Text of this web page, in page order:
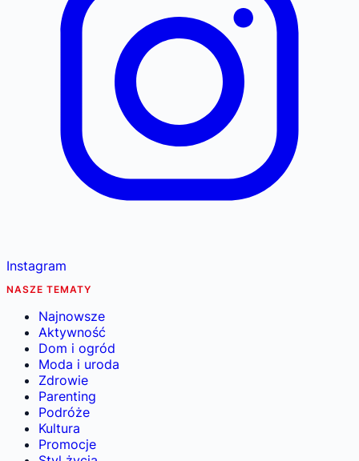
Instagram
NASZE TEMATY
Najnowsze
Aktywność
Dom i ogród
Moda i uroda
Zdrowie
Parenting
Podróże
Kultura
Promocje